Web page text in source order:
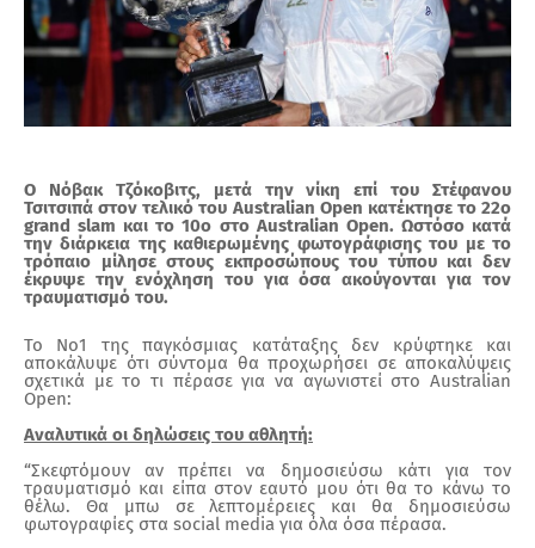
Ο Νόβακ Τζόκοβιτς, μετά την νίκη επί του Στέφανου
Τσιτσιπά στον τελικό του Australian Open κατέκτησε το 22ο
grand slamκαι το 10ο στο Australian Open. Ωστόσο κατά
την διάρκεια της καθιερωμένης φωτογράφισης του με το
τρόπαιο μίλησε στους εκπροσώπους του τύπου και δεν
έκρυψε την ενόχληση του για όσα ακούγονται για τον
τραυματισμό του.
Το Νο1 της παγκόσμιας κατάταξης δεν κρύφτηκε και
αποκάλυψε ότι σύντομα θα προχωρήσει σε αποκαλύψεις
σχετικά με το τι πέρασε για να αγωνιστεί στο Australian
Open:
Αναλυτικά οι δηλώσεις του αθλητή:
“Σκεφτόμουν αν πρέπει να δημοσιεύσω κάτι για τον
τραυματισμό και είπα στον εαυτό μου ότι θα το κάνω το
θέλω. Θα μπω σε λεπτομέρειες και θα δημοσιεύσω
φωτογραφίες στα social media για όλα όσα πέρασα.